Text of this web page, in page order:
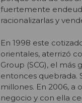
fuertemente
racionalizarlas y
En 1998 este
orientales, aterrizó
Group (SCG), el
entonces quebrada.
millones. En 2006, a
negocio y con ella